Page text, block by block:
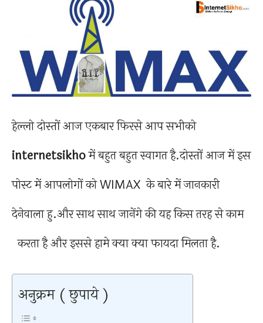
हेल्लो दोस्तों आज एकबार फिरसे आप सभीको
internetsikhoमें बहुत बहुत स्वागत है.दोस्तों आज में इस
पोस्ट में आपलोगों को WIMAX के बारे में जानकारी
देनेवाला हु.और साथ साथ जानेंगे की यह किस तरह से काम
करता है और इससे हामे क्या क्या फायदा मिलता है.
अनुक्रम ( छुपाये )